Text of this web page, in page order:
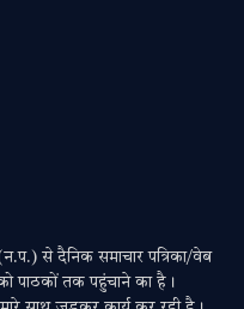
से दैनिक समाचार पत्रिका/वेब
को पाठकों तक पहुंचाने का है।